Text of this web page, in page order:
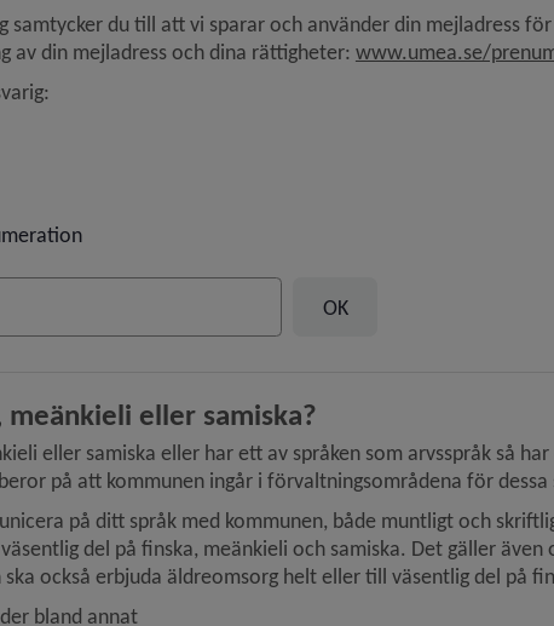
samtycker du till att vi sparar och använder din mejladress
av din mejladress och dina rättigheter: www.umea.se/
meänkieli eller samiska?
eller samiska eller har ett av språken som arvsspråk så
på att kommunen ingår i förvaltningsområdena för dessa
på ditt språk med kommunen, både muntligt och
del på finska, meänkieli och samiska. Det gäller även
också erbjuda äldreomsorg helt eller till väsentlig del på
bland annat